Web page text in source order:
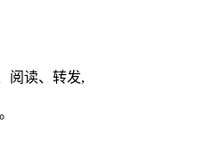
阅读、转发,